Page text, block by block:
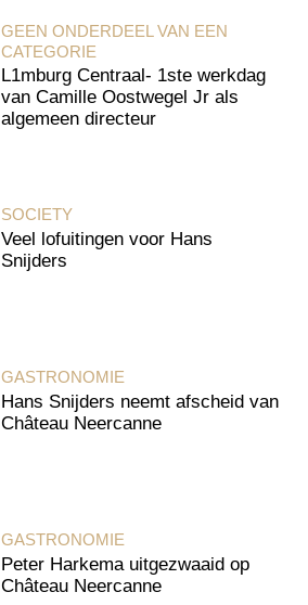
GEEN ONDERDEEL VAN EEN
CATEGORIE
L1mburg Centraal- 1ste werkdag
van Camille Oostwegel Jr als
algemeen directeur
SOCIETY
Veel lofuitingen voor Hans
Snijders
GASTRONOMIE
Hans Snijders neemt afscheid van
Château Neercanne
GASTRONOMIE
Peter Harkema uitgezwaaid op
Château Neercanne